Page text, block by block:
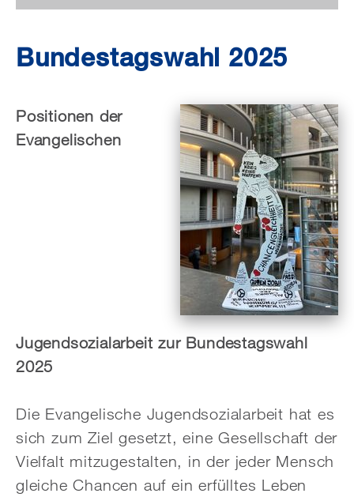
Bundestagswahl 2025
Positionen der
Evangelischen
Jugendsozialarbeit zur Bundestagswahl
2025
Die Evangelische Jugendsozialarbeit hat es
sich zum Ziel gesetzt, eine Gesellschaft der
Vielfalt mitzugestalten, in der jeder Mensch
gleiche Chancen auf ein erfülltes Leben